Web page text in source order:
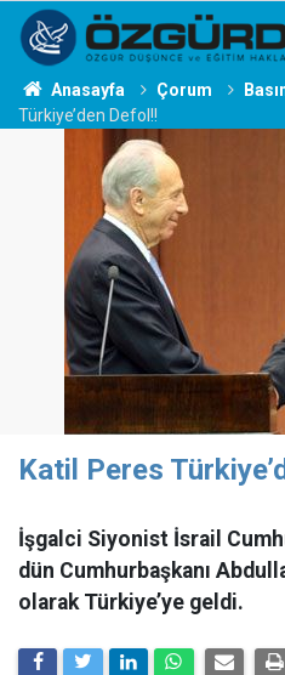
Anasayfa Çorum
Türkiye’den Defol!!
Katil Peres
İşgalci Siyonist İsrail
dün Cumhurbaşkanı
olarak Türkiye’ye geldi.